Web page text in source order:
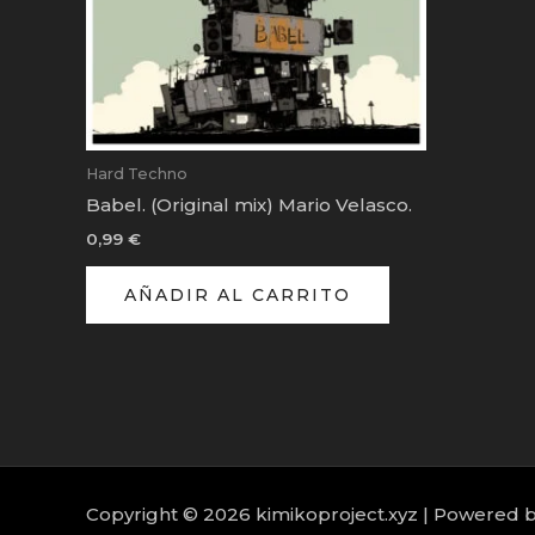
Hard Techno
Babel. (Original mix) Mario Velasco.
0,99 €
AÑADIR AL CARRITO
Copyright © 2026 kimikoproject.xyz | Powered